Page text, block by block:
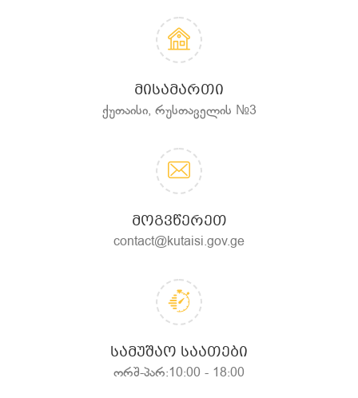
ᲛᲘᲡᲐᲛᲐᲠᲗᲘ
ქუთაისი, რუსთაველის №3
ᲛᲝᲒᲕᲬᲔᲠᲔᲗ
contact@kutaisi.gov.ge
ᲡᲐᲛᲣᲨᲐᲝ ᲡᲐᲐᲗᲔᲑᲘ
ორშ-პარ:10:00 - 18:00